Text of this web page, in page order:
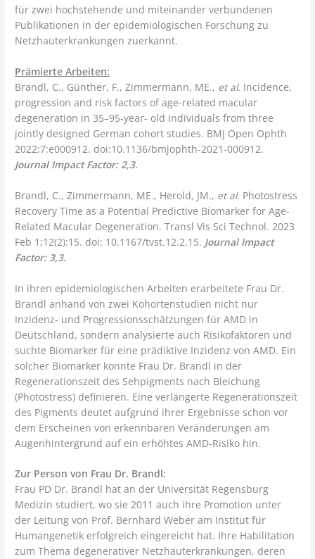
für zwei hochstehende und miteinander verbundenen
Publikationen in der epidemiologischen Forschung zu
Netzhauterkrankungen zuerkannt.
Prämierte Arbeiten:
Brandl, C., Günther, F., Zimmermann, ME., et al. Incidence,
progression and risk factors of age-related macular
degeneration in 35–95-year- old individuals from three
jointly designed German cohort studies. BMJ Open Ophth
2022;7:e000912. doi:10.1136/bmjophth-2021-000912.
Journal Impact Factor: 2,3.
Brandl, C., Zimmermann, ME., Herold, JM., et al. Photostress
Recovery Time as a Potential Predictive Biomarker for Age-
Related Macular Degeneration. Transl Vis Sci Technol. 2023
Feb 1;12(2):15. doi: 10.1167/tvst.12.2.15. Journal Impact
Factor: 3,3.
In ihren epidemiologischen Arbeiten erarbeitete Frau Dr.
Brandl anhand von zwei Kohortenstudien nicht nur
Inzidenz- und Progressionsschätzungen für AMD in
Deutschland, sondern analysierte auch Risikofaktoren und
suchte Biomarker für eine prädiktive Inzidenz von AMD. Ein
solcher Biomarker konnte Frau Dr. Brandl in der
Regenerationszeit des Sehpigments nach Bleichung
(Photostress) definieren. Eine verlängerte Regenerationszeit
des Pigments deutet aufgrund ihrer Ergebnisse schon vor
dem Erscheinen von erkennbaren Veränderungen am
Augenhintergrund auf ein erhöhtes AMD-Risiko hin.
Zur Person von Frau Dr. Brandl:
Frau PD Dr. Brandl hat an der Universität Regensburg
Medizin studiert, wo sie 2011 auch ihre Promotion unter
der Leitung von Prof. Bernhard Weber am Institut für
Humangenetik erfolgreich eingereicht hat. Ihre Habilitation
zum Thema degenerativer Netzhauterkrankungen, deren